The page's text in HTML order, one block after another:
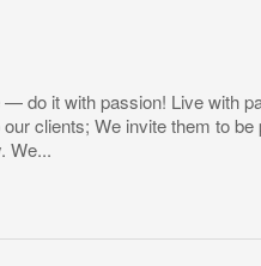
do it with passion! Live with
clients; We invite them to
We...